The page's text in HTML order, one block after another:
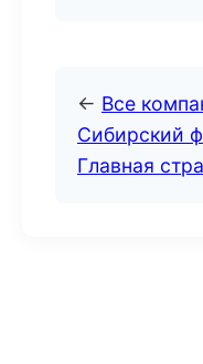
← Все
Сибирский
Главная